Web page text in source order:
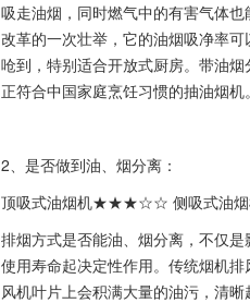
吸走油烟，同时燃气中的有害气体
改革的一次壮举，它的油烟吸净率
呛到，特别适合开放式厨房。带油
正符合中国家庭烹饪习惯的抽油烟机。
2、是否做到油、烟分离：
顶吸式油烟机★★★☆☆ 侧吸式
排烟方式是否能油、烟分离，不仅
使用寿命起决定性作用。传统烟机
风机叶片上会积满大量的油污，清晰